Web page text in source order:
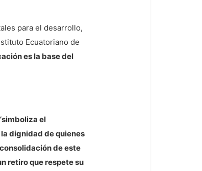
para el desarrollo,
Ecuatoriano de
es la base del
el
dignidad de quienes
de este
retiro que respete su